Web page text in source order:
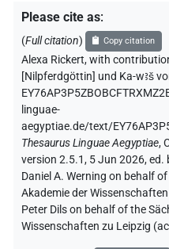
Please cite as:
(Full citation) Copy citation
Alexa Rickert,with
[Nilpferdgöttin] und Ka-wꜣš
linguae-
aegyptiae.de/text/
Thesaurus Linguae Aegyptiae,
version 2.5.1, 5 Jun 2026, ed.
Daniel A. Werning on behalf
Akademie der
Peter Dils on behalf of the
Wissenschaften zu Leipzig